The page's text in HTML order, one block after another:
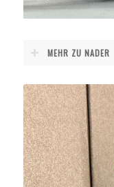
MEHR ZU NADER